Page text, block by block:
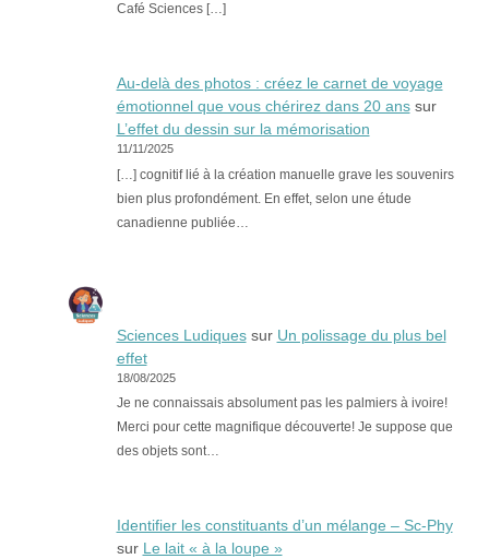
Café Sciences […]
Au-delà des photos : créez le carnet de voyage
émotionnel que vous chérirez dans 20 anssur
L’effet du dessin sur la mémorisation
11/11/2025
[…] cognitif lié à la création manuelle grave les souvenirs
bien plus profondément. En effet, selon une étude
canadienne publiée…
Sciences Ludiquessur Un polissage du plus bel
effet
18/08/2025
Je ne connaissais absolument pas les palmiers à ivoire!
Merci pour cette magnifique découverte! Je suppose que
des objets sont…
Identifier les constituants d’un mélange – Sc-Phy
sur Le lait « à la loupe »